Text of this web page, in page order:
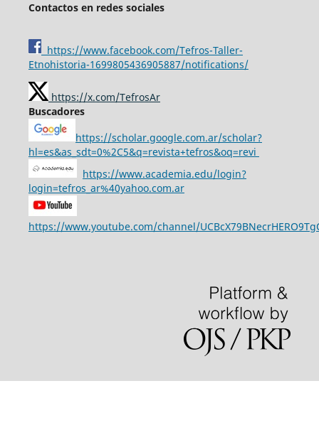
Contactos en redes sociales
https://www.facebook.com/Tefros-Taller-
Etnohistoria-1699805436905887/notifications/
https://x.com/TefrosAr
Buscadores
https://scholar.google.com.ar/scholar?
hl=es&as_sdt=0%2C5&q=revista+tefros&oq=revi
https://www.academia.edu/login?
login=tefros_ar%40yahoo.com.ar
https://www.youtube.com/channel/